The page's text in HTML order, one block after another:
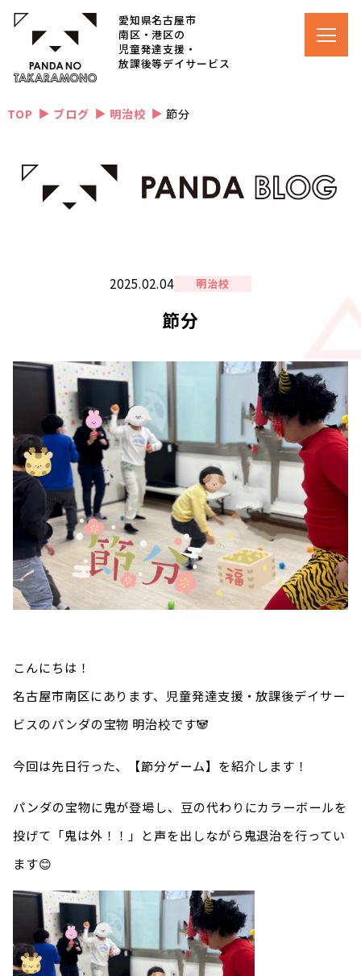
愛知県名古屋市
南区・港区の
児童発達支援・
放課後等デイサービス
TOP ▲ ブログ ▲ 明治校 ▲ 節分
2025.02.04 明治校
節分
こんにちは！
名古屋市南区にあります、児童発達支援・放課後デイサー
ビスのパンダの宝物 明治校です🐼
今回は先日行った、【節分ゲーム】を紹介します！
パンダの宝物に鬼が登場し、豆の代わりにカラーボールを
投げて「鬼は外！！」と声を出しながら鬼退治を行ってい
ます😊